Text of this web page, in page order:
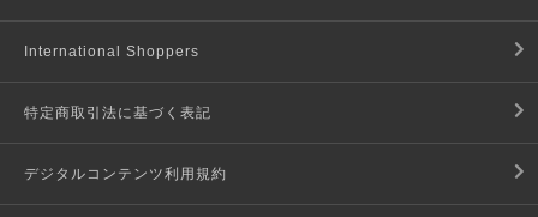
International Shoppers
特定商取引法に基づく表記
デジタルコンテンツ利用規約